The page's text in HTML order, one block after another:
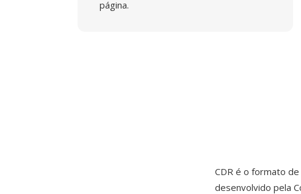
página.
CDR é o formato
desenvolvido pela